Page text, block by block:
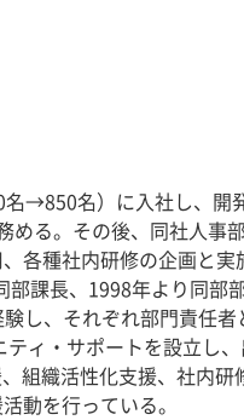
名→850名）に入社し、開
める。その後、同社人事
各種社内研修の企画と実
課長、1998年より同部
し、それぞれ部門責任者
ィ・サポートを設立し
組織活性化支援、社内研
動を行っている。